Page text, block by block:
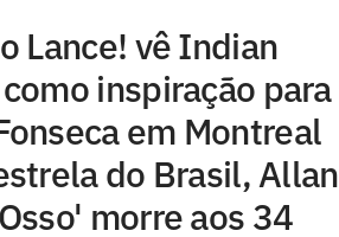
Lance! vê Indian
inspiração para
em Montreal
do Brasil, Allan
morre aos 34